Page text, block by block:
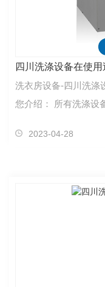
四川洗涤设备在使用
洗衣房设备-四川洗涤
您介绍： 所有洗涤设
2023-04-28